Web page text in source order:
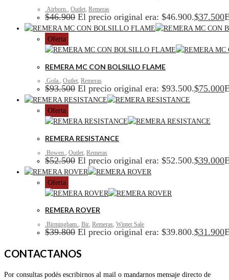
.Airborn., Outlet, Remeras
$46.900 El precio original era: $46.900.$37.500
Oferta
REMERA MC CON BOLSILLO FLAME
.Gola., Outlet, Remeras
$93.500 El precio original era: $93.500.$75.000
Oferta
REMERA RESISTANCE
.Bowen. Outlet Remeras
$52.500 El precio original era: $52.500.$39.000
Oferta
REMERA ROVER
.Birmingham., Bir, Remeras, Winter Sale
$39.800 El precio original era: $39.800.$31.900
CONTACTANOS
Por consultas podés escribirnos al mail o mandarnos mensaje directo de